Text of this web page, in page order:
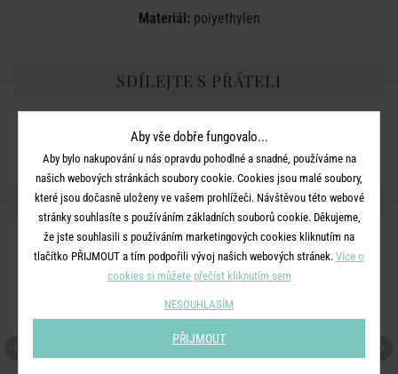
Materiál:polyethylen
SDÍLEJTE S PŘÁTELI
DALŠÍ PRODUKTY ZE SÉRIE
Aby vše dobře fungovalo...
Aby bylo nakupování u nás opravdu pohodlné a snadné, používáme na
našich webových stránkách soubory cookie. Cookies jsou malé soubory,
které jsou dočasně uloženy ve vašem prohlížeči. Návštěvou této webové
stránky souhlasíte s používáním základních souborů cookie. Děkujeme,
že jste souhlasili s používáním marketingových cookies kliknutím na
tlačítko PŘIJMOUT a tím podpořili vývoj našich webových stránek. Více o
cookies si můžete přečíst kliknutím sem
NESOUHLASÍM
PŘIJMOUT